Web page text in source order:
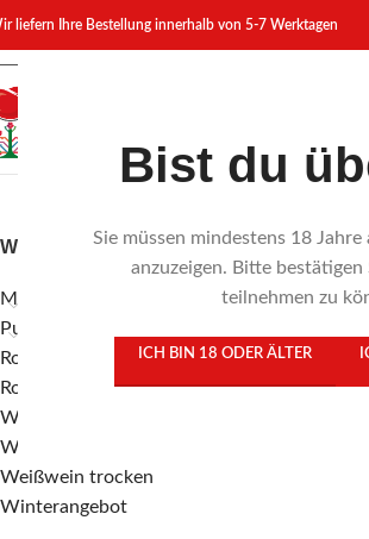
Bist du
Sie müssen mindestens 18
anzuzeigen. Bitte bestätigen
teilnehmen zu
ICH BIN 18 ODER ÄLTER
liefern Ihre Bestellung innerhalb von 5-7 Werktagen
WEINKATEGORIEN
MIMI Weine
Purcari Weine
Roséwein trocken
Rotwein trocken
Weißwein Halbtrocken
Weißwein süß
Weißwein trocken
Winterangebot